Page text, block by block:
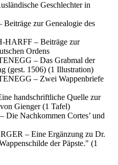
Geschlechter in
zur Genealogie des
HARFF – Beiträge zur
Ordens
– Das Grabmal der
(gest. 1506) (1 Illustration)
– Zwei Wappenbriefe
handschriftliche Quelle zur
Gienger (1 Tafel)
Nachkommen Cortes’ und
– Eine Ergänzung zu Dr.
der Päpste." (1